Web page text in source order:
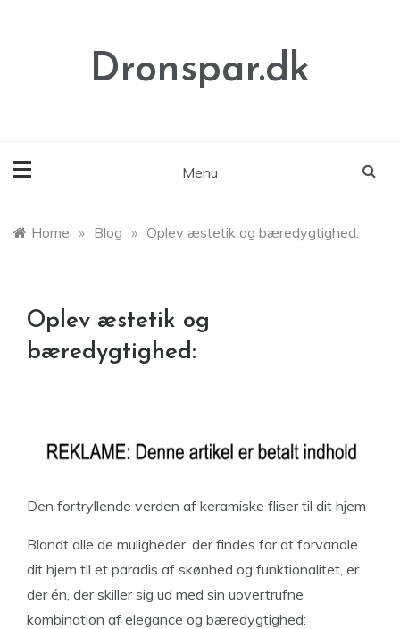
Dronspar.dk
Menu
Home » Blog » Oplev æstetik og bæredygtighed:
Oplev æstetik og
bæredygtighed:
Den fortryllende verden af keramiske fliser til dit hjem
Blandt alle de muligheder, der findes for at forvandle
dit hjem til et paradis af skønhed og funktionalitet, er
der én, der skiller sig ud med sin uovertrufne
kombination af elegance og bæredygtighed: